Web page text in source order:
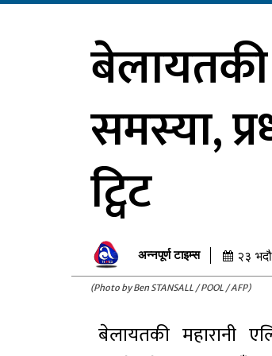
बेलायतकी
समस्या,
ट्विट
अन्नपूर्ण टाइम्स २३
(Photo by Ben STANSALL / POOL / AFP)
बेलायतकी महारानी